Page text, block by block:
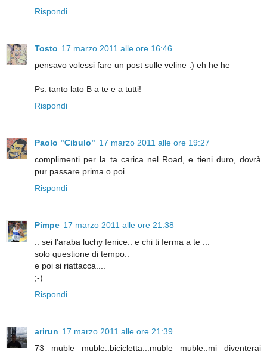
Rispondi
Tosto 17 marzo 2011 alle ore 16:46
pensavo volessi fare un post sulle veline :) eh he he
Ps. tanto lato B a te e a tutti!
Rispondi
Paolo "Cibulo" 17 marzo 2011 alle ore 19:27
complimenti per la ta carica nel Road, e tieni duro, dovrà
pur passare prima o poi.
Rispondi
Pimpe 17 marzo 2011 alle ore 21:38
.. sei l'araba luchy fenice.. e chi ti ferma a te ...
solo questione di tempo..
e poi si riattacca....
;-)
Rispondi
arirun 17 marzo 2011 alle ore 21:39
73 muble muble..bicicletta...muble muble..mi diventerai